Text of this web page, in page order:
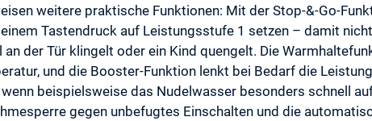
weitere praktische Funktionen: Mit der Stop-&-Go-
Tastendruck auf Leistungsstufe 1 setzen – damit
an der Tür klingelt oder ein Kind quengelt. Die
und die Booster-Funktion lenkt bei Bedarf die
wenn beispielsweise das Nudelwasser besonders schnell
gegen unbefugtes Einschalten und die